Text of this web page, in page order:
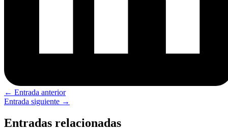
← Entrada anterior
Entrada siguiente →
Entradas relacionadas